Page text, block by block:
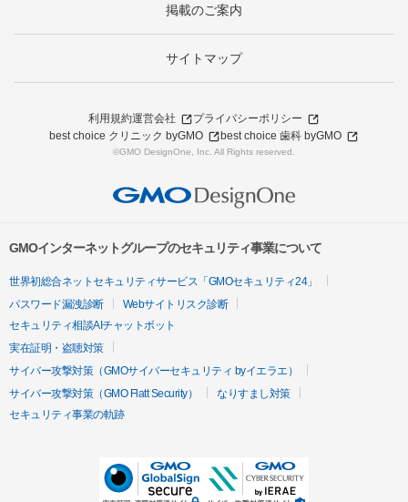
掲載のご案内
サイトマップ
利用規約運営会社
プライバシーポリシー
best choice クリニック byGMO
best choice 歯科 byGMO
©GMO DesignOne, Inc. All Rights reserved.
GMOインターネットグループのセキュリティ事業について
世界初総合ネットセキュリティサービス「GMOセキュリティ24」
パスワード漏洩診断
Webサイトリスク診断
セキュリティ相談AIチャットボット
実在証明・盗聴対策
サイバー攻撃対策（GMOサイバーセキュリティ byイエラエ）
サイバー攻撃対策（GMO Flatt Security）
なりすまし対策
セキュリティ事業の軌跡